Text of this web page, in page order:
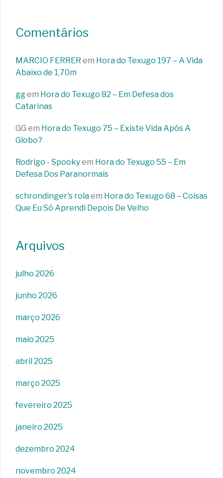
Comentários
MARCIO FERRER em Hora do Texugo 197 – A Vida
Abaixo de 1,70m
ggem Hora do Texugo 82 – Em Defesa dos
Catarinas
GG em Hora do Texugo 75 – Existe Vida Após A
Globo?
Rodrigo - Spookyem Hora do Texugo 55 – Em
Defesa Dos Paranormais
schrondinger's rolaem Hora do Texugo 68 – Coisas
Que Eu Só Aprendi Depois De Velho
Arquivos
julho 2026
junho 2026
março 2026
maio 2025
abril 2025
março 2025
fevereiro 2025
janeiro 2025
dezembro 2024
novembro 2024